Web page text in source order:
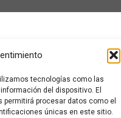
tecnologías como las
del dispositivo. El
procesar datos como el
únicas en este sitio.
Customizr·